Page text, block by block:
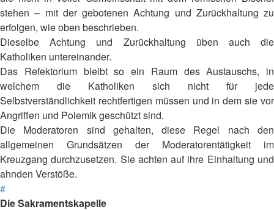
stehen – mit der gebotenen Achtung und Zurückhaltung zu
erfolgen, wie oben beschrieben.
Dieselbe Achtung und Zurückhaltung üben auch die
Katholiken untereinander.
Das Refektorium bleibt so ein Raum des Austauschs, in
welchem die Katholiken sich nicht für jede
Selbstverständlichkeit rechtfertigen müssen und in dem sie vor
Angriffen und Polemik geschützt sind.
Die Moderatoren sind gehalten, diese Regel nach den
allgemeinen Grundsätzen der Moderatorentätigkeit im
Kreuzgang durchzusetzen. Sie achten auf ihre Einhaltung und
ahnden Verstöße.
#
Die Sakramentskapelle